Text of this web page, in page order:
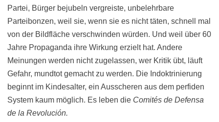
Partei, Bürger bejubeln vergreiste, unbelehrbare
Parteibonzen, weil sie, wenn sie es nicht täten, schnell mal
von der Bildfläche verschwinden würden. Und weil über 60
Jahre Propaganda ihre Wirkung erzielt hat. Andere
Meinungen werden nicht zugelassen, wer Kritik übt, läuft
Gefahr, mundtot gemacht zu werden. Die Indoktrinierung
beginnt im Kindesalter, ein Ausscheren aus dem perfiden
System kaum möglich. Es leben die Comités de Defensa
de la Revolución.